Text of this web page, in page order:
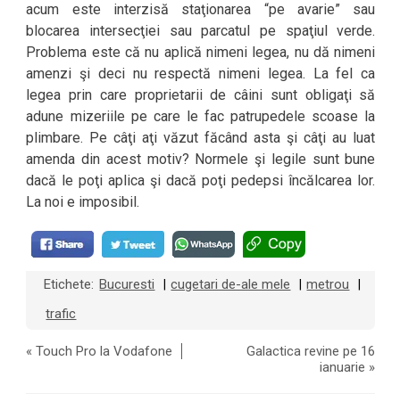
acum este interzisă staţionarea “pe avarie” sau
blocarea intersecţiei sau parcatul pe spaţiul verde.
Problema este că nu aplică nimeni legea, nu dă nimeni
amenzi şi deci nu respectă nimeni legea. La fel ca
legea prin care proprietarii de câini sunt obligaţi să
adune mizeriile pe care le fac patrupedele scoase la
plimbare. Pe câţi aţi văzut făcând asta şi câţi au luat
amenda din acest motiv? Normele şi legile sunt bune
dacă le poţi aplica şi dacă poţi pedepsi încălcarea lor.
La noi e imposibil.
Etichete: Bucuresti cugetari de-ale mele metrou
trafic
«Touch Pro la Vodafone
Galactica revine pe 16
ianuarie »